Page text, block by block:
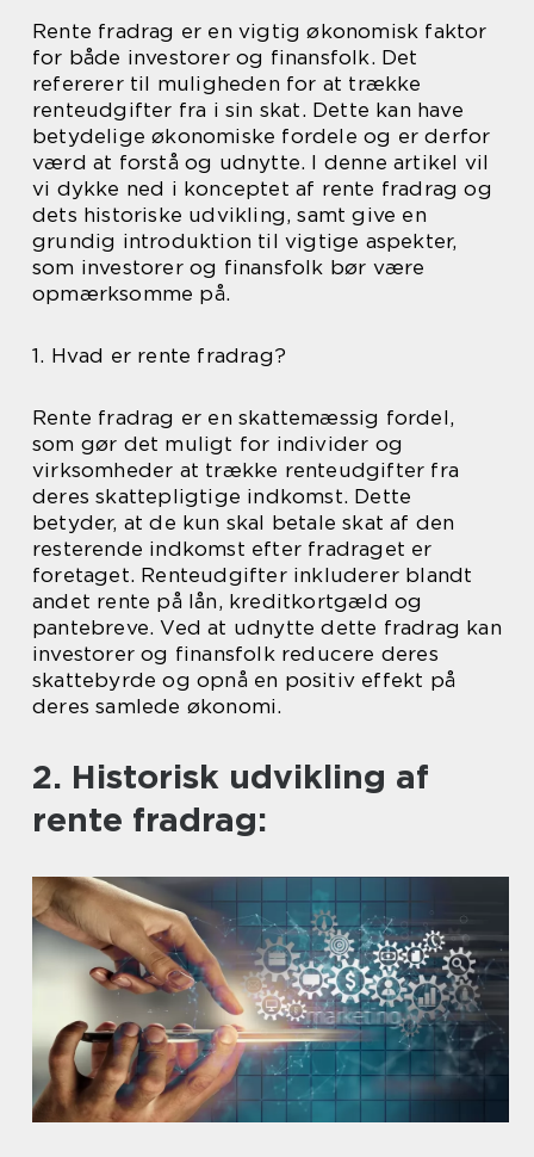
Rente fradrag er en vigtig økonomisk faktor
for både investorer og finansfolk. Det
refererer til muligheden for at trække
renteudgifter fra i sin skat. Dette kan have
betydelige økonomiske fordele og er derfor
værd at forstå og udnytte. I denne artikel vil
vi dykke ned i konceptet af rente fradrag og
dets historiske udvikling, samt give en
grundig introduktion til vigtige aspekter,
som investorer og finansfolk bør være
opmærksomme på.
1. Hvad er rente fradrag?
Rente fradrag er en skattemæssig fordel,
som gør det muligt for individer og
virksomheder at trække renteudgifter fra
deres skattepligtige indkomst. Dette
betyder, at de kun skal betale skat af den
resterende indkomst efter fradraget er
foretaget. Renteudgifter inkluderer blandt
andet rente på lån, kreditkortgæld og
pantebreve. Ved at udnytte dette fradrag kan
investorer og finansfolk reducere deres
skattebyrde og opnå en positiv effekt på
deres samlede økonomi.
2. Historisk udvikling af
rente fradrag: